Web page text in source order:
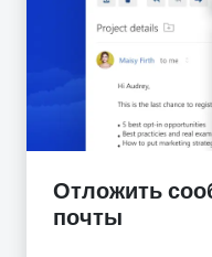
Отложить
почты